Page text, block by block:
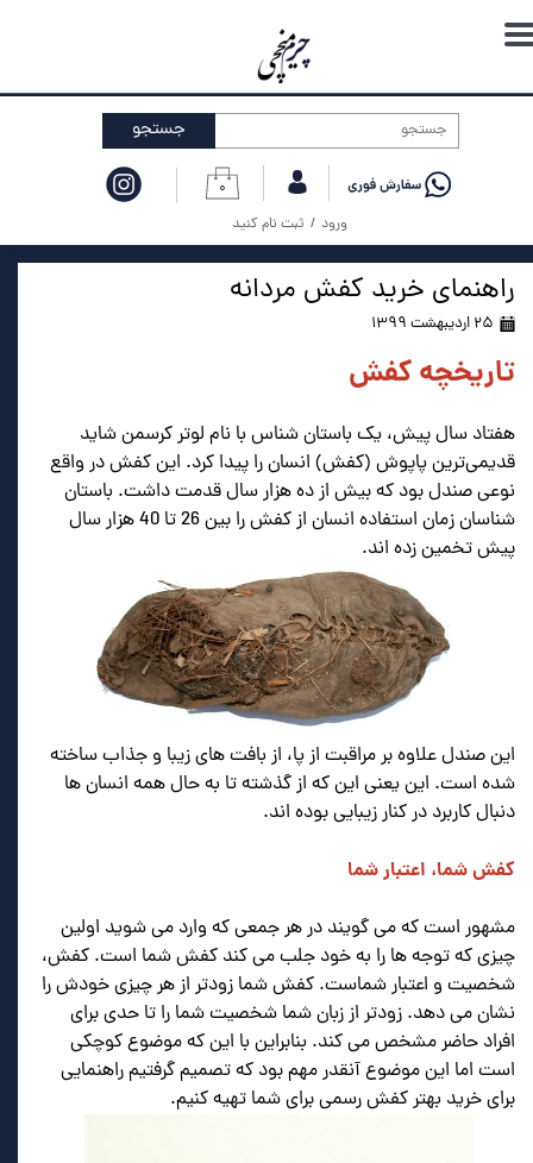
۰
ورود / ثبت نام کنید
حساب کاربری من
تغییر گذر واژه
خروج از حساب کاربری
جستجو
راهنمای خرید کفش مردانه
۲۵ اردیبهشت ۱۳۹۹
تاریخچه کفش
هفتاد سال پیش، یک باستان شناس با نام لوتر کرسمن شاید
قدیمی‌ترین پاپوش (کفش) انسان را پیدا کرد. این کفش در واقع
نوعی صندل بود که بیش از ده هزار سال قدمت داشت. باستان
شناسان زمان استفاده انسان از کفش را بين 26 تا 40 هزار سال
پيش تخمين زده اند.
این صندل علاوه بر مراقبت از پا، از بافت های زیبا و جذاب ساخته
شده است. این یعنی این که از گذشته تا به حال همه انسان ها
دنبال کاربرد در کنار زیبایی بوده اند.
کفش شما، اعتبار شما
مشهور است که می گویند در هر جمعی که وارد می شوید اولین
چیزی که توجه ها را به خود جلب می کند کفش شما است. کفش،
شخصیت و اعتبار شماست. کفش شما زودتر از هر چیزی خودش را
نشان می دهد. زودتر از زبان شما شخصیت شما را تا حدی برای
افراد حاضر مشخص می کند. بنابراین با این که موضوع کوچکی
است اما این موضوع آنقدر مهم بود که تصمیم گرفتیم راهنمایی
برای خرید بهتر کفش رسمی برای شما تهیه کنیم.